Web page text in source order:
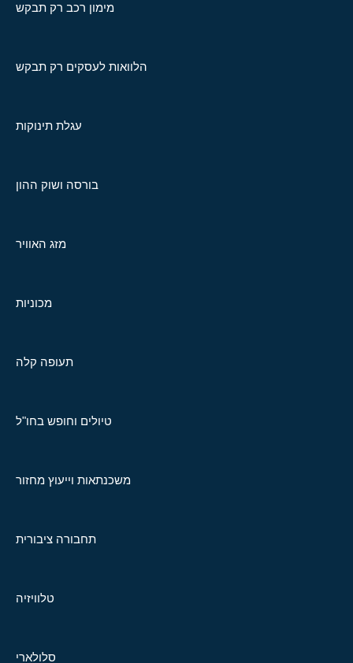
מימון רכב רק תבקש
הלוואות לעסקים רק תבקש
עגלת תינוקות
בורסה ושוק ההון
מזג האוויר
מכוניות
תעופה קלה
טיולים וחופש בחו"ל
משכנתאות וייעוץ מחזור
תחבורה ציבורית
טלוויזיה
סלולארי